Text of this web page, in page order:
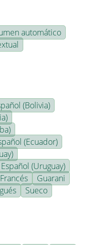
automático
(Bolivia)
(Ecuador)
Español (Uruguay)
Francés
Guarani
Sueco